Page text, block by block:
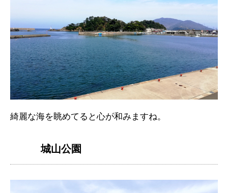
綺麗な海を眺めてると心が和みますね。
城山公園